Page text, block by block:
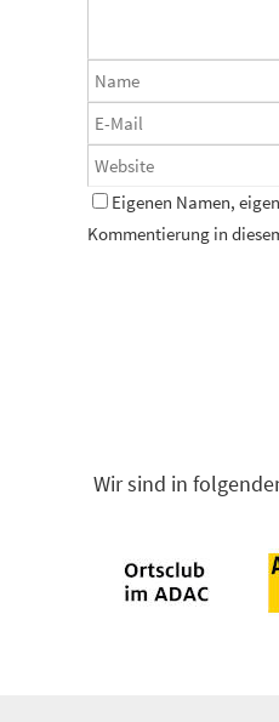
Eigenen Namen,
Kommentierung in
Wir sind in